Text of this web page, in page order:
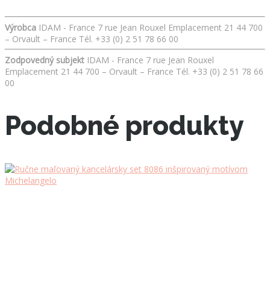
Výrobca IDAM - France 7 rue Jean Rouxel Emplacement 21 44 700
– Orvault – France Tél. +33 (0) 2 51 78 66 00
Zodpovedný subjekt IDAM - France 7 rue Jean Rouxel
Emplacement 21 44 700 – Orvault – France Tél. +33 (0) 2 51 78 66
00
Podobné produkty